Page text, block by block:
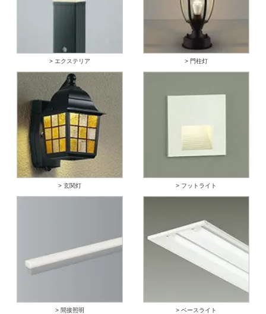
> エクステリア > 門柱灯
> 玄関灯 > フットライト
> 間接照明 > ベースライト